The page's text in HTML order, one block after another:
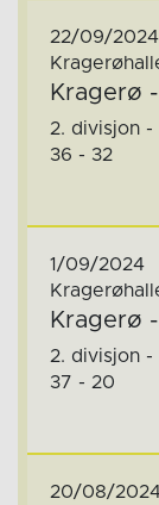
22/09/2024
Kragerø
2. divisjon -
36 - 32
1/09/2024
Kragerø
2. divisjon -
37 - 20
20/08/